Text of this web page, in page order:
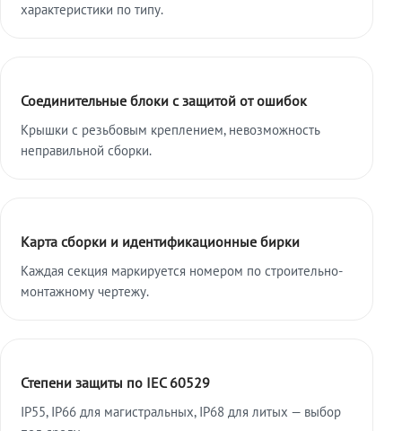
характеристики по типу.
Соединительные блоки с защитой от ошибок
Крышки с резьбовым креплением, невозможность
неправильной сборки.
Карта сборки и идентификационные бирки
Каждая секция маркируется номером по строительно-
монтажному чертежу.
Степени защиты по IEC 60529
IP55, IP66 для магистральных, IP68 для литых — выбор